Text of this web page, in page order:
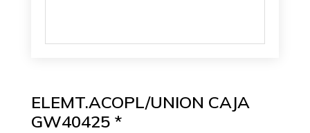
ELEMT.ACOPL/UNION CAJA
GW40425 *